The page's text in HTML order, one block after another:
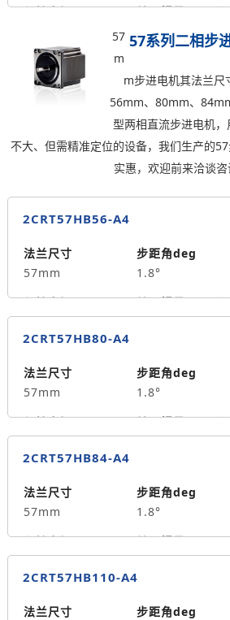
0.36
保持力矩N.m
转子惯量g.cm²
105
轴径
单出轴
57系列二相步
57
m
m步进电机其法兰
56mm、80mm、
型两相直流步进电机
不大、但需精准定位的设备，我们生产的
实惠，欢迎前来洽谈咨
2CRT57HB56-A4
法兰尺寸
57mm
步距角deg
1.8°
保持力矩N.m
1.2
转子惯量g.cm²
300
8
单出轴
重量kg
0.65
2CRT57HB80-A4
法兰尺寸
57mm
步距角deg
1.8°
保持力矩N.m
2.0
转子惯量g.cm²
500
8
单出轴
重量kg
1.1
2CRT57HB84-A4
法兰尺寸
57mm
步距角deg
1.8°
保持力矩N.m
2.2
转子惯量g.cm²
530
8
单出轴
2CRT57HB110-A4
法兰尺寸
步距角deg